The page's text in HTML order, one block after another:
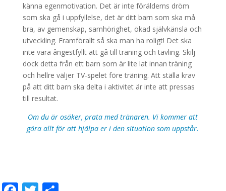
känna egenmotivation. Det är inte förälderns dröm
som ska gå i uppfyllelse, det är ditt barn som ska må
bra, av gemenskap, samhörighet, ökad självkänsla och
utveckling. Framförallt så ska man ha roligt! Det ska
inte vara ångestfyllt att gå till träning och tävling. Skilj
dock detta från ett barn som är lite lat innan träning
och hellre väljer TV-spelet före träning. Att ställa krav
på att ditt barn ska delta i aktivitet är inte att pressas
till resultat.
Om du är osäker, prata med tränaren. Vi kommer att
göra allt för att hjälpa er i den situation som uppstår.